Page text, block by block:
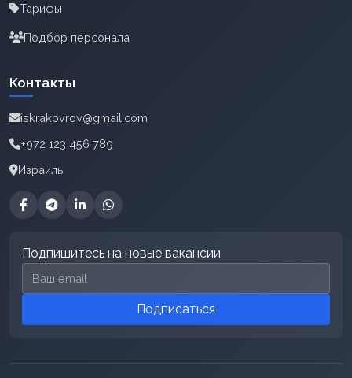
Тарифы
Подбор персонала
Контакты
iskrakovrov@gmail.com
+972 123 456 789
Израиль
Подпишитесь на новые вакансии
Email для подписки
Подписаться